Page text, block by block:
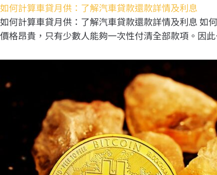
如何計算車貸月供：了解汽車貸款還款詳情及利息
如何計算車貸月供：了解汽車貸款還款詳情及利息 如
價格昂貴，只有少數人能夠一次性付清全部款項。因